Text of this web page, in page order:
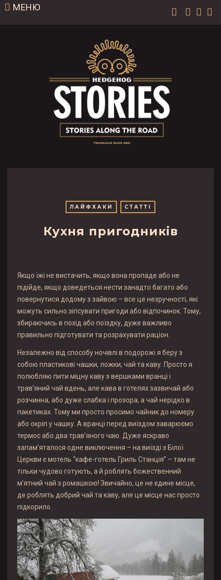
МЕНЮ
ЛАЙФХАКИ СТАТТІ
Кухня пригодників
Якщо їжі не вистачить, якщо вона пропаде або не
підійде, якщо доведеться нести занадто багато або
повернутися додому з зайвою – все це незручності, які
можуть сильно зіпсувати пригоди або відпочинок. Тому,
збираючись в похід або поїздку, дуже важливо
правильно підготувати та розрахувати раціон.
Незалежно від способу ночівлі в подорожі я беру з
собою пластикові чашки, ложки, чай та каву. Просто я
полюбляю пити міцну каву з вершками вранці і
трав’яний чай вдень, але кава в готелях зазвичай або
розчинна, або дуже слабка і прозора, а чай нерідко в
пакетиках. Тому ми просто просимо чайник до номеру
або окріп у чашку. А вранці перед виїздом заварюємо
термос або два трав’яного чаю. Дуже яскраво
запам’яталося одне виключення – на виїзді з Білої
Церкви є мотель “кафе-готель Гриль Станція” – там не
тільки чудово готують, а й роблять божественний
м’ятний чай з ромашкою! Звичайно, це не єдине місце,
де роблять добрий чай та каву, але це місце нас просто
підкорило.